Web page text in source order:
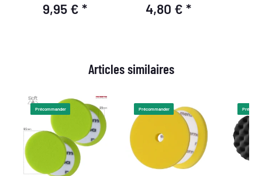
9,95 € *
doux, BRU 19
4,80 € *
Articles similaires
Précommander Précommander